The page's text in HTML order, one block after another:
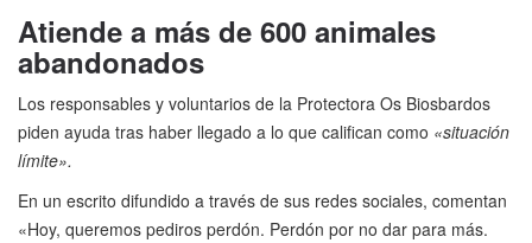
Atiende a más de 600 animales
abandonados
Los responsables y voluntarios de la Protectora Os Biosbardos
piden ayuda tras haber llegado a lo que califican como «situación
límite».
En un escrito difundido a través de sus redes sociales, comentan
«Hoy, queremos pediros perdón. Perdón por no dar para más.